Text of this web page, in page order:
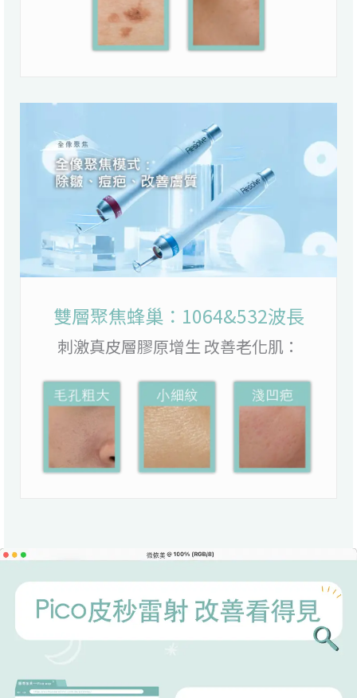
雙層聚焦蜂巢：1064&532波長
刺激真皮層膠原增生 改善老化肌：